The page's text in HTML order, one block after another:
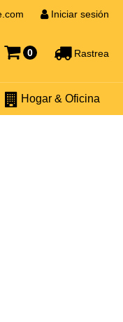
Iniciar sesión
0 Rastrea
Hogar & Oficina